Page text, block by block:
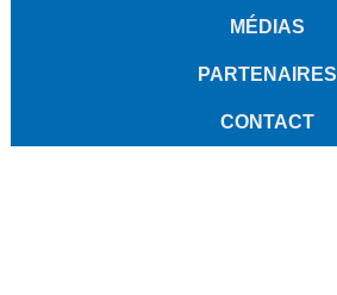
MÉDIAS
PARTENAIRES
CONTACT